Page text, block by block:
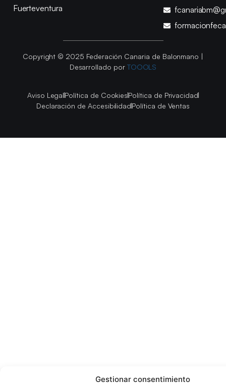
Gestionar consentimiento
Fuerteventura
Copyright © 2025 Federación Canaria de Balonmano |
Desarrollado por TOOOLS
Aviso LegalPolítica de CookiesPolítica de Privacidad
Declaración de AccesibilidadPolítica de Ventas